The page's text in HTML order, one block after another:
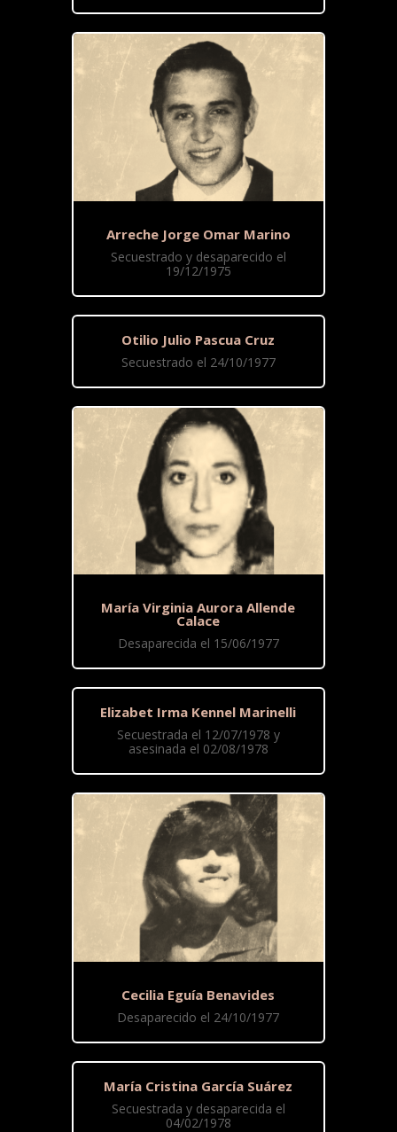
Arreche Jorge Omar Marino
Secuestrado y desaparecido el
19/12/1975
Otilio Julio Pascua Cruz
Secuestrado el 24/10/1977
María Virginia Aurora Allende
Calace
Desaparecida el 15/06/1977
Elizabet Irma Kennel Marinelli
Secuestrada el 12/07/1978 y
asesinada el 02/08/1978
Cecilia Eguía Benavides
Desaparecido el 24/10/1977
María Cristina García Suárez
Secuestrada y desaparecida el
04/02/1978